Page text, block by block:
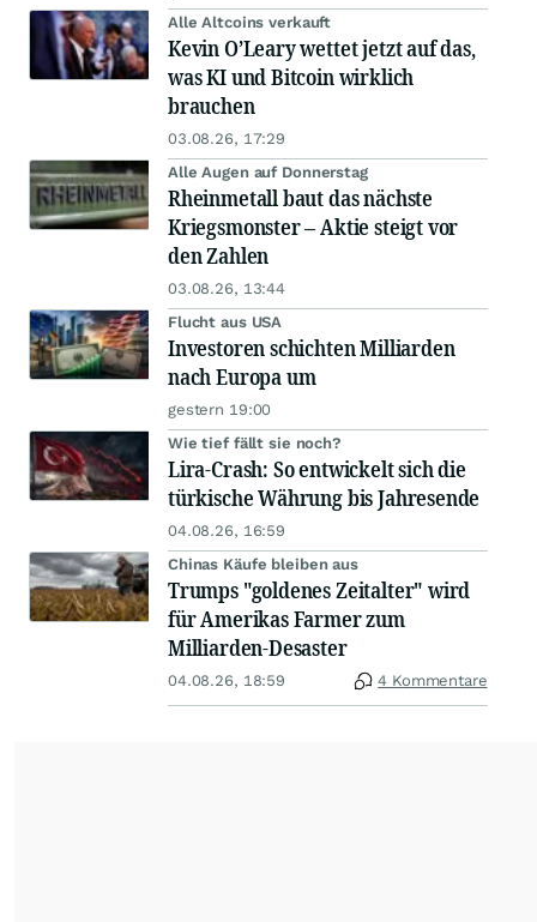
Alle Altcoins verkauft
Kevin O’Leary wettet jetzt auf das,
was KI und Bitcoin wirklich
brauchen
03.08.26, 17:29
Alle Augen auf Donnerstag
Rheinmetall baut das nächste
Kriegsmonster – Aktie steigt vor
den Zahlen
03.08.26, 13:44
Flucht aus USA
Investoren schichten Milliarden
nach Europa um
gestern 19:00
Wie tief fällt sie noch?
Lira-Crash: So entwickelt sich die
türkische Währung bis Jahresende
04.08.26, 16:59
Chinas Käufe bleiben aus
Trumps "goldenes Zeitalter" wird
für Amerikas Farmer zum
Milliarden-Desaster
04.08.26, 18:59 4 Kommentare